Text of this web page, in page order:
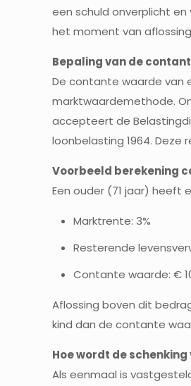
een schuld onverplicht
het moment van
Bepaling van de
De contante waarde van
marktwaardemethode.
accepteert de
loonbelasting 1964. Deze
Voorbeeld berekening
Een ouder (71 jaar) heeft
Marktrente: 3%
Resterende
Contante waarde: €
Aflossing boven dit
kind dan de contante
Hoe wordt de
Als eenmaal is